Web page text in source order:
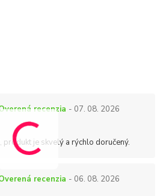
recenzia - 07. 08. 2026
produkt je skvelý a rýchlo doručený.
recenzia - 06. 08. 2026